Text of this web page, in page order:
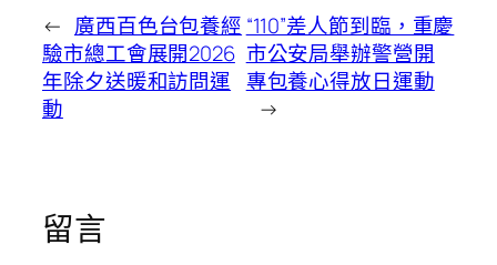
← 廣西百色台包養經
驗市總工會展開2026
年除夕送暖和訪問運
動
“110”差人節到臨，重慶
市公安局舉辦警營開
專包養心得放日運動
→
留言